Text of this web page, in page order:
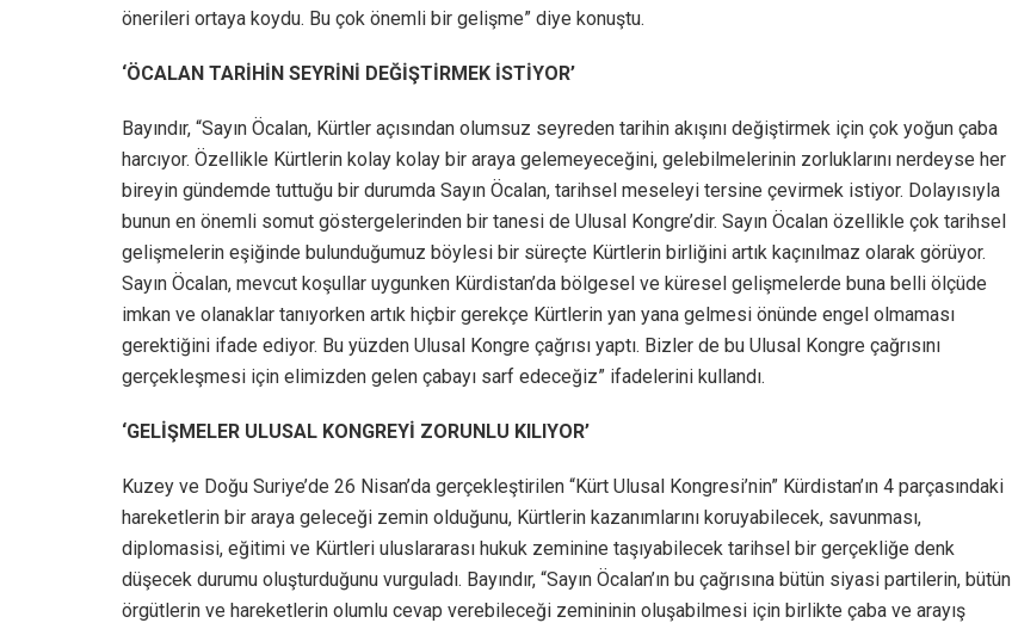
önerileri ortaya koydu. Bu çok önemli bir gelişme” diye konuştu.
‘ÖCALAN TARİHİN SEYRİNİ DEĞİŞTİRMEK İSTİYOR’
Bayındır, “Sayın Öcalan, Kürtler açısından olumsuz seyreden tarihin akışını değiştirmek için çok yoğun çaba
harcıyor. Özellikle Kürtlerin kolay kolay bir araya gelemeyeceğini, gelebilmelerinin zorluklarını nerdeyse her
bireyin gündemde tuttuğu bir durumda Sayın Öcalan, tarihsel meseleyi tersine çevirmek istiyor. Dolayısıyla
bunun en önemli somut göstergelerinden bir tanesi de Ulusal Kongre’dir. Sayın Öcalan özellikle çok tarihsel
gelişmelerin eşiğinde bulunduğumuz böylesi bir süreçte Kürtlerin birliğini artık kaçınılmaz olarak görüyor.
Sayın Öcalan, mevcut koşullar uygunken Kürdistan’da bölgesel ve küresel gelişmelerde buna belli ölçüde
imkan ve olanaklar tanıyorken artık hiçbir gerekçe Kürtlerin yan yana gelmesi önünde engel olmaması
gerektiğini ifade ediyor. Bu yüzden Ulusal Kongre çağrısı yaptı. Bizler de bu Ulusal Kongre çağrısını
gerçekleşmesi için elimizden gelen çabayı sarf edeceğiz” ifadelerini kullandı.
‘GELİŞMELER ULUSAL KONGREYİ ZORUNLU KILIYOR’
Kuzey ve Doğu Suriye’de 26 Nisan’da gerçekleştirilen “Kürt Ulusal Kongresi’nin” Kürdistan’ın 4 parçasındaki
hareketlerin bir araya geleceği zemin olduğunu, Kürtlerin kazanımlarını koruyabilecek, savunması,
diplomasisi, eğitimi ve Kürtleri uluslararası hukuk zeminine taşıyabilecek tarihsel bir gerçekliğe denk
düşecek durumu oluşturduğunu vurguladı. Bayındır, “Sayın Öcalan’ın bu çağrısına bütün siyasi partilerin, bütün
örgütlerin ve hareketlerin olumlu cevap verebileceği zemininin oluşabilmesi için birlikte çaba ve arayış